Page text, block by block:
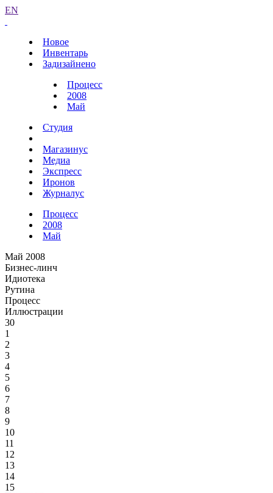
EN
Новое
Инвентарь
Задизайнено
Процесс
2008
Май
Студия
Магазинус
Медиа
Экспресс
Иронов
Журналус
Процесс
2008
Май
Май 2008
Бизнес-линч
Идиотека
Рутина
Процесс
Иллюстрации
30
1
2
3
4
5
6
7
8
9
10
11
12
13
14
15